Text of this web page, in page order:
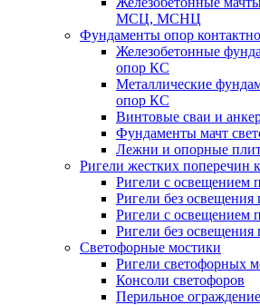
МСЦ, МСНЦ
Фундаменты опор
Железобетонные
опор КС
Металлические
опор КС
Винтовые сваи и
Фундаменты мачт
Лежни и опорные
Ригели жестких поперечин
Ригели с освещением
Ригели без
Ригели с освещением
Ригели без
Светофорные мостики
Ригели светофорных
Консоли светофоров
Перильное ограждение